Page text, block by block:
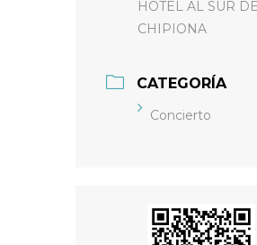
HOTEL AL SUR DE
CHIPIONA
CATEGORÍA
Concierto